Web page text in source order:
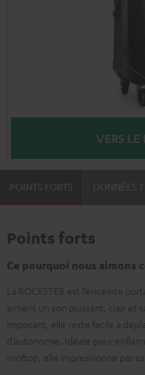
VERS LE
POINTS FORTS
Points forts
Ce pourquoi nous aimons
La ROCKSTER est l’enceinte
aiment un son puissant, clair et
imposant, elle reste facile à
d’autonomie. Idéale pour
rooftop, elle impressionne par